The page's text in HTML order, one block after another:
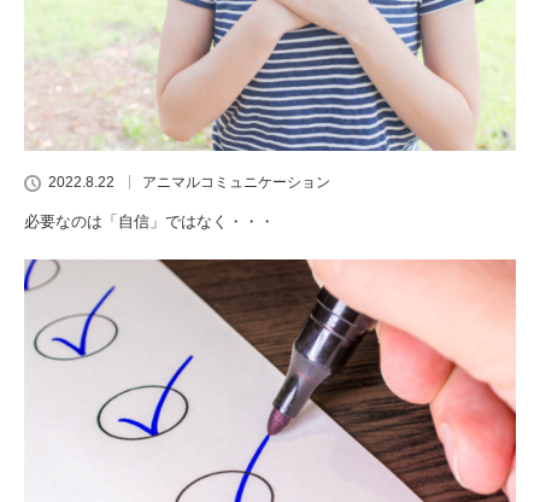
2022.8.22 アニマルコミュニケーション
必要なのは「自信」ではなく・・・